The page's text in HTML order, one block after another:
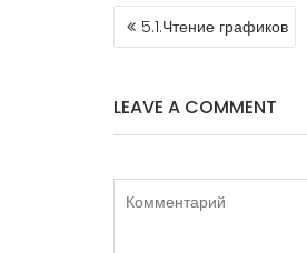
НАВИГАЦИЯ
ПО5.1.Чтение графиков
LEAVE A COMMENT